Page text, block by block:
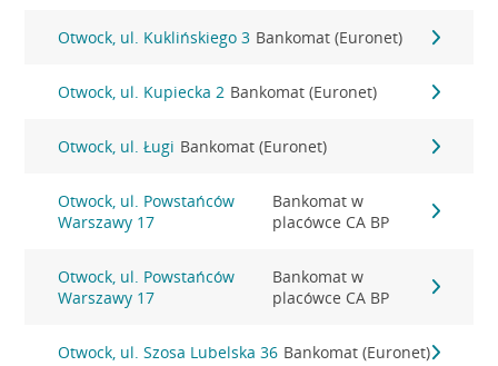
Otwock, ul. Kuklińskiego 3 Bankomat (Euronet)
Otwock, ul. Kupiecka 2 Bankomat (Euronet)
Otwock, ul. Ługi Bankomat (Euronet)
Otwock, ul. Powstańców
Warszawy 17
Bankomat w
placówce CA BP
Otwock, ul. Powstańców
Warszawy 17
Bankomat w
placówce CA BP
Otwock, ul. Szosa Lubelska 36 Bankomat (Euronet)